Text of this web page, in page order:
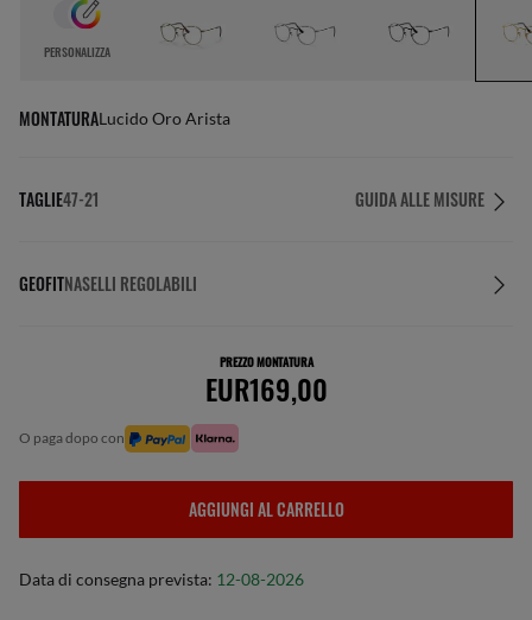
PERSONALIZZA
MONTATURALucido Oro Arista
TAGLIE47-21 GUIDA ALLE MISURE
GEOFITNASELLI REGOLABILI
PREZZO MONTATURA
EUR169,00
o paga dopo con
AGGIUNGI AL CARRELLO
Data di consegna prevista: 12-08-2026